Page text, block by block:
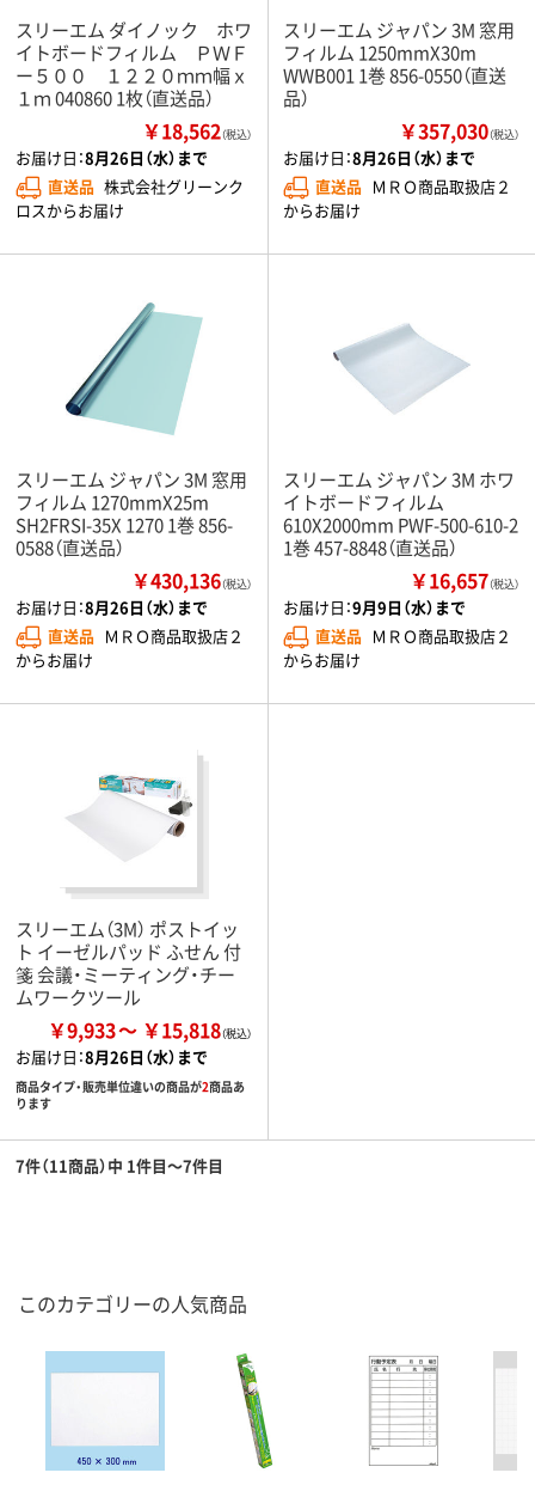
スリーエム ダイノック ホワ
イトボードフィルム ＰＷＦ
ー５００ １２２０ｍｍ幅ｘ
１ｍ 040860 1枚（直送品）
￥18,562（税込）
お届け日：8月26日（水）まで
直送品 株式会社グリーンク
ロスからお届け
スリーエム ジャパン 3M 窓用
フィルム 1250mmX30m
WWB001 1巻 856-0550（直送
品）
￥357,030（税込）
お届け日：8月26日（水）まで
直送品 ＭＲＯ商品取扱店２
からお届け
スリーエム ジャパン 3M 窓用
フィルム 1270mmX25m
SH2FRSI-35X 1270 1巻 856-
0588（直送品）
￥430,136（税込）
お届け日：8月26日（水）まで
直送品 ＭＲＯ商品取扱店２
からお届け
スリーエム ジャパン 3M ホワ
イトボードフィルム
610X2000mm PWF-500-610-2
1巻 457-8848（直送品）
￥16,657（税込）
お届け日：9月9日（水）まで
直送品 ＭＲＯ商品取扱店２
からお届け
スリーエム（3M） ポストイッ
ト イーゼルパッド ふせん 付
箋 会議・ミーティング・チー
ムワークツール
￥9,933 ￥15,818
お届け日：8月26日（水）まで
商品タイプ・販売単位違いの商品が2商品あ
ります
7件（11商品）中 1件目～7件目
このカテゴリーの人気商品